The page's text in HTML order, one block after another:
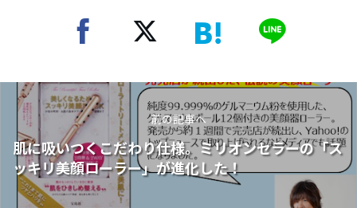
前の記事へ
肌に吸いつくこだわり仕様。ミリオンセラーの「ス
ッキリ美顔ローラー」が進化した！